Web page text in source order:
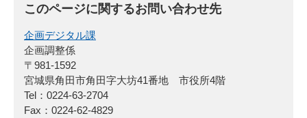
このページに関するお問い合わせ先
企画デジタル課
企画調整係
〒981-1592
宮城県角田市角田字大坊41番地 市役所4階
Tel：0224-63-2704
Fax：0224-62-4829